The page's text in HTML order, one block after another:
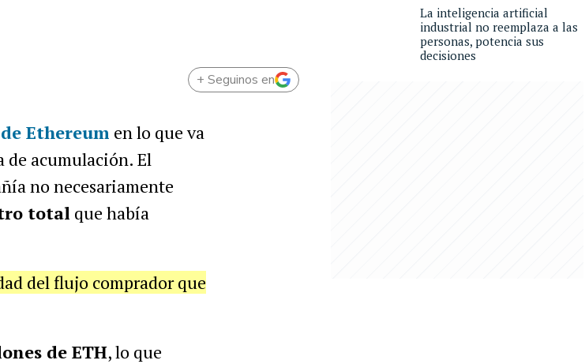
+ Seguinos en
Ethereum en lo que va
de acumulación. El
no necesariamente
total que había
del flujo comprador que
de ETH, lo que
La inteligencia artificial
industrial no reemplaza a las
personas, potencia sus
decisiones